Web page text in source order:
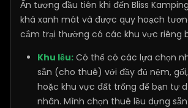
Ấn tượng đầu tiên khi đến Bliss
khá xanh mát và được quy hoạch
cắm trại thường có các khu vực riêng
Khu lều: Có thể có các lựa chọn
sẵn (cho thuê) với đầy đủ nệm,
hoặc khu vực đất trống để bạn tự
nhân. Mình chọn thuê lều dựng